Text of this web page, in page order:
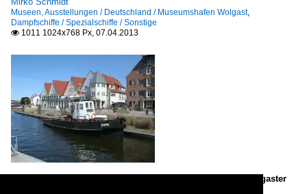
Museen, Ausstellungen / Deutschland / Museumshafen Wolgast,
Dampfschiffe / Spezialschiffe / Sonstige
 1011 1024x768 Px, 07.04.2013
Der Kleine Schlepper "STEPPKE",am 06.April 2013,im Wolgaster